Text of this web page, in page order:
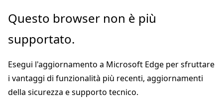
Ignora
passa
contenuto
principale
Questo browser non è più
supportato.
Esegui l'aggiornamento a Microsoft Edge per sfruttare
i vantaggi di funzionalità più recenti, aggiornamenti
della sicurezza e supporto tecnico.